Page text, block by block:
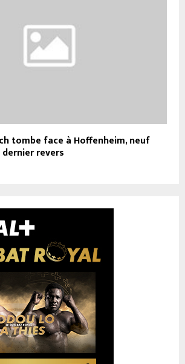
tombe face à Hoffenheim, neuf
revers